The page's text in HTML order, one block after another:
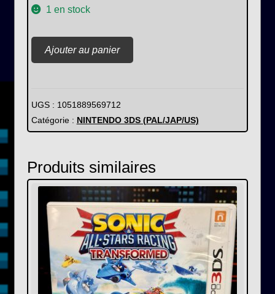
1 en stock
de
Wars
:
The
awakens
Ajouter au panier
UGS : 1051889569712
Catégorie : NINTENDO 3DS (PAL/JAP/US)
Produits similaires